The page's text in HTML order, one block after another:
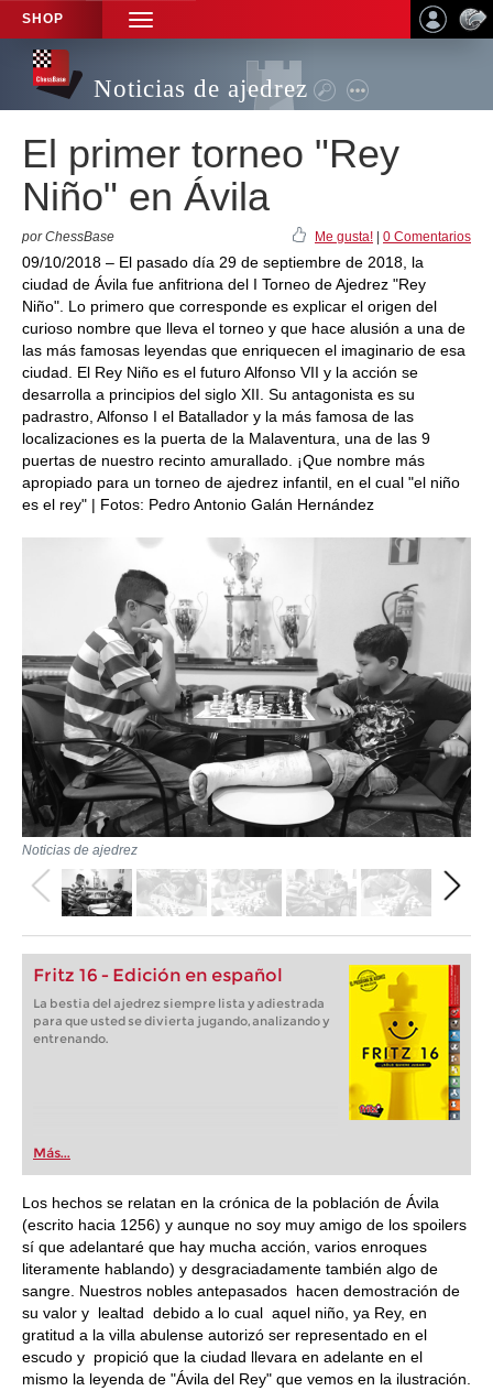
SHOP
TOGGLE
NAVIGATION
Noticias de ajedrez
El primer torneo "Rey
Niño" en Ávila
por ChessBase Me gusta! 0 Comentarios
09/10/2018 – El pasado día 29 de septiembre de 2018, la
ciudad de Ávila fue anfitriona del I Torneo de Ajedrez "Rey
Niño". Lo primero que corresponde es explicar el origen del
curioso nombre que lleva el torneo y que hace alusión a una de
las más famosas leyendas que enriquecen el imaginario de esa
ciudad. El Rey Niño es el futuro Alfonso VII y la acción se
desarrolla a principios del siglo XII. Su antagonista es su
padrastro, Alfonso I el Batallador y la más famosa de las
localizaciones es la puerta de la Malaventura, una de las 9
puertas de nuestro recinto amurallado. ¡Que nombre más
apropiado para un torneo de ajedrez infantil, en el cual "el niño
es el rey" | Fotos: Pedro Antonio Galán Hernández
Noticias de ajedrez
Fritz 16 - Edición en español
La bestia del ajedrez siempre lista y adiestrada
para que usted se divierta jugando, analizando y
entrenando.
Más...
Los hechos se relatan en la crónica de la población de Ávila
(escrito hacia 1256) y aunque no soy muy amigo de los spoilers
sí que adelantaré que hay mucha acción, varios enroques
literamente hablando) y desgraciadamente también algo de
sangre. Nuestros nobles antepasados hacen demostración de
su valor y lealtad debido a lo cual aquel niño, ya Rey, en
gratitud a la villa abulense autorizó ser representado en el
escudo y propició que la ciudad llevara en adelante en el
mismo la leyenda de "Ávila del Rey" que vemos en la ilustración.